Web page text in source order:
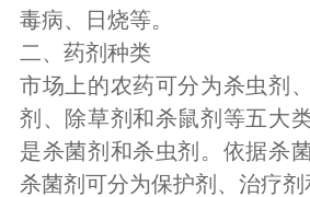
毒病、日烧等。
二、药剂种类
市场上的农药可分为杀虫剂
剂、 除草剂和杀鼠剂等五大
是杀菌剂和杀虫剂。依据杀
杀菌剂可分为保护剂、治疗剂